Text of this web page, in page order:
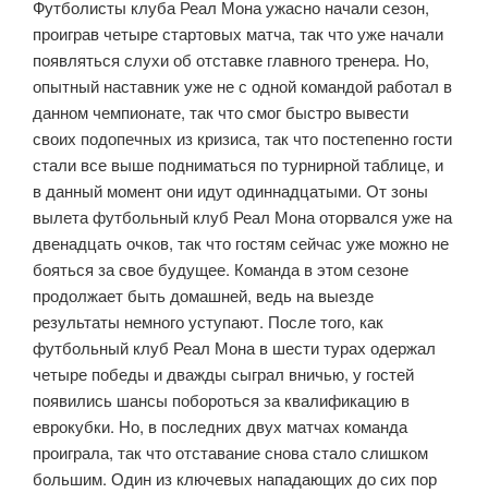
Футболисты клуба Реал Мона ужасно начали сезон,
проиграв четыре стартовых матча, так что уже начали
появляться слухи об отставке главного тренера. Но,
опытный наставник уже не с одной командой работал в
данном чемпионате, так что смог быстро вывести
своих подопечных из кризиса, так что постепенно гости
стали все выше подниматься по турнирной таблице, и
в данный момент они идут одиннадцатыми. От зоны
вылета футбольный клуб Реал Мона оторвался уже на
двенадцать очков, так что гостям сейчас уже можно не
бояться за свое будущее. Команда в этом сезоне
продолжает быть домашней, ведь на выезде
результаты немного уступают. После того, как
футбольный клуб Реал Мона в шести турах одержал
четыре победы и дважды сыграл вничью, у гостей
появились шансы побороться за квалификацию в
еврокубки. Но, в последних двух матчах команда
проиграла, так что отставание снова стало слишком
большим. Один из ключевых нападающих до сих пор